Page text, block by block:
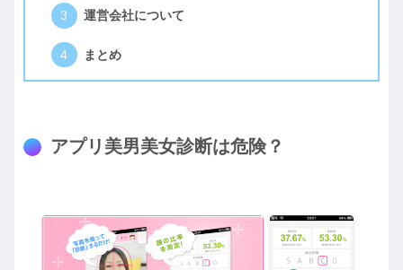
運営会社について
まとめ
アプリ美男美女診断は危険？